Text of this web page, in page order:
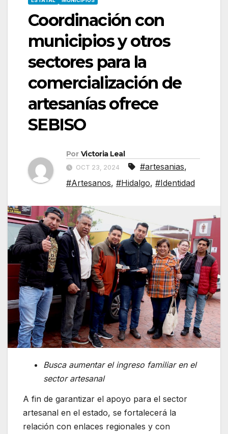
Coordinación con
municipios y otros
sectores para la
comercialización de
artesanías ofrece
SEBISO
Por Victoria Leal
OCT 23, 2024 #artesanias,
#Artesanos, #Hidalgo, #Identidad
Busca aumentar el ingreso familiar en el
sector artesanal
A fin de garantizar el apoyo para el sector
artesanal en el estado, se fortalecerá la
relación con enlaces regionales y con